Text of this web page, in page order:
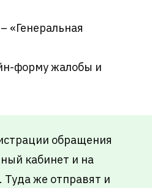
«Генеральная
форму жалобы и
обращения
кабинет и на
Туда же отправят и